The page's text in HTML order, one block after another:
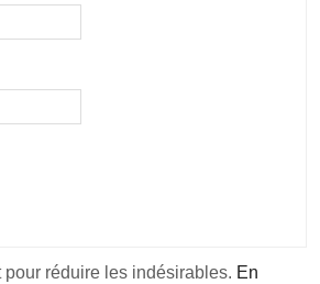
réduire les indésirables. En